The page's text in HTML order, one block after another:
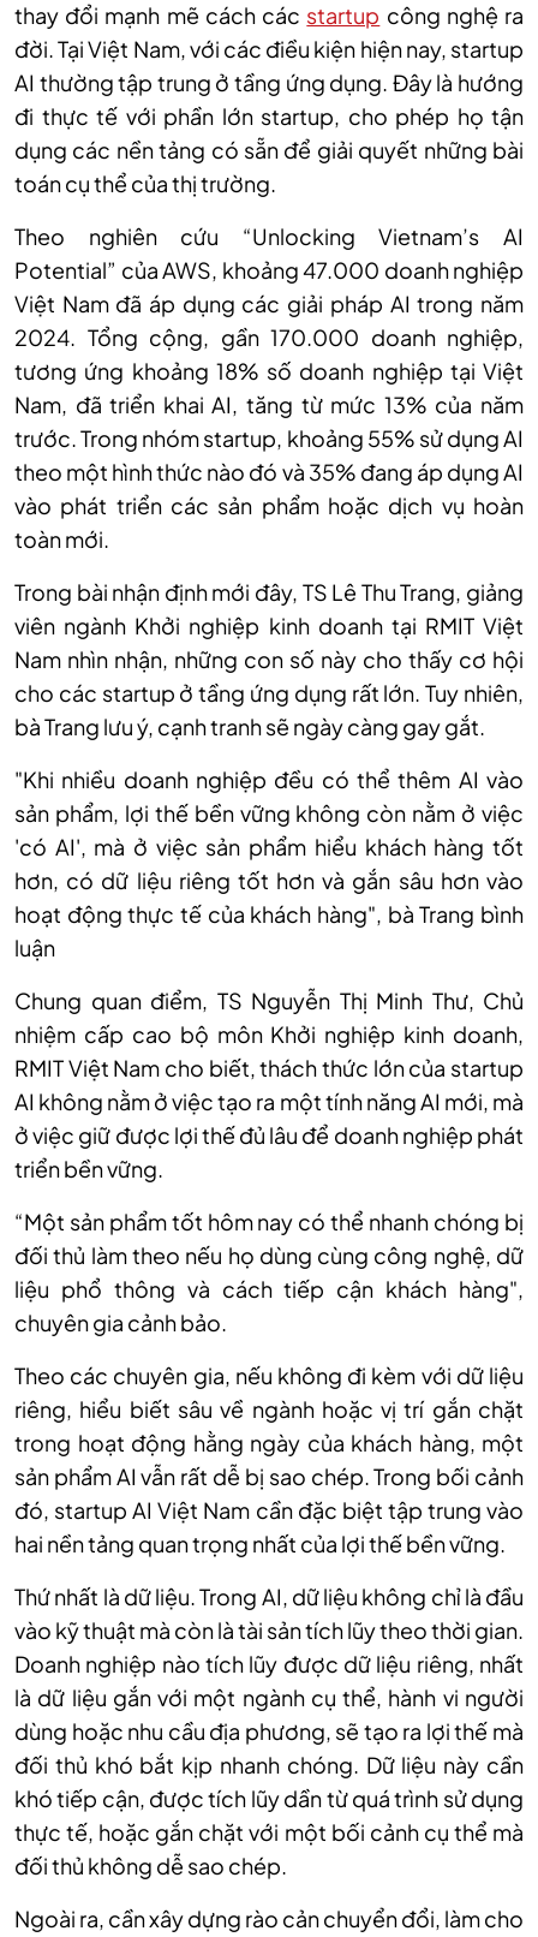
thay đổi mạnh mẽ cách các startup công nghệ ra
đời. Tại Việt Nam, với các điều kiện hiện nay, startup
AI thường tập trung ở tầng ứng dụng. Đây là hướng
đi thực tế với phần lớn startup, cho phép họ tận
dụng các nền tảng có sẵn để giải quyết những bài
toán cụ thể của thị trường.
Theo nghiên cứu “Unlocking Vietnam’s AI
Potential” của AWS, khoảng 47.000 doanh nghiệp
Việt Nam đã áp dụng các giải pháp AI trong năm
2024. Tổng cộng, gần 170.000 doanh nghiệp,
tương ứng khoảng 18% số doanh nghiệp tại Việt
Nam, đã triển khai AI, tăng từ mức 13% của năm
trước. Trong nhóm startup, khoảng 55% sử dụng AI
theo một hình thức nào đó và 35% đang áp dụng AI
vào phát triển các sản phẩm hoặc dịch vụ hoàn
toàn mới.
Trong bài nhận định mới đây, TS Lê Thu Trang, giảng
viên ngành Khởi nghiệp kinh doanh tại RMIT Việt
Nam nhìn nhận, những con số này cho thấy cơ hội
cho các startup ở tầng ứng dụng rất lớn. Tuy nhiên,
bà Trang lưu ý, cạnh tranh sẽ ngày càng gay gắt.
"Khi nhiều doanh nghiệp đều có thể thêm AI vào
sản phẩm, lợi thế bền vững không còn nằm ở việc
'có AI', mà ở việc sản phẩm hiểu khách hàng tốt
hơn, có dữ liệu riêng tốt hơn và gắn sâu hơn vào
hoạt động thực tế của khách hàng", bà Trang bình
luận
Chung quan điểm, TS Nguyễn Thị Minh Thư, Chủ
nhiệm cấp cao bộ môn Khởi nghiệp kinh doanh,
RMIT Việt Nam cho biết, thách thức lớn của startup
AI không nằm ở việc tạo ra một tính năng AI mới, mà
ở việc giữ được lợi thế đủ lâu để doanh nghiệp phát
triển bền vững.
“Một sản phẩm tốt hôm nay có thể nhanh chóng bị
đối thủ làm theo nếu họ dùng cùng công nghệ, dữ
liệu phổ thông và cách tiếp cận khách hàng",
chuyên gia cảnh bảo.
Theo các chuyên gia, nếu không đi kèm với dữ liệu
riêng, hiểu biết sâu về ngành hoặc vị trí gắn chặt
trong hoạt động hằng ngày của khách hàng, một
sản phẩm AI vẫn rất dễ bị sao chép. Trong bối cảnh
đó, startup AI Việt Nam cần đặc biệt tập trung vào
hai nền tảng quan trọng nhất của lợi thế bền vững.
Thứ nhất là dữ liệu. Trong AI, dữ liệu không chỉ là đầu
vào kỹ thuật mà còn là tài sản tích lũy theo thời gian.
Doanh nghiệp nào tích lũy được dữ liệu riêng, nhất
là dữ liệu gắn với một ngành cụ thể, hành vi người
dùng hoặc nhu cầu địa phương, sẽ tạo ra lợi thế mà
đối thủ khó bắt kịp nhanh chóng. Dữ liệu này cần
khó tiếp cận, được tích lũy dần từ quá trình sử dụng
thực tế, hoặc gắn chặt với một bối cảnh cụ thể mà
đối thủ không dễ sao chép.
Ngoài ra, cần xây dựng rào cản chuyển đổi, làm cho